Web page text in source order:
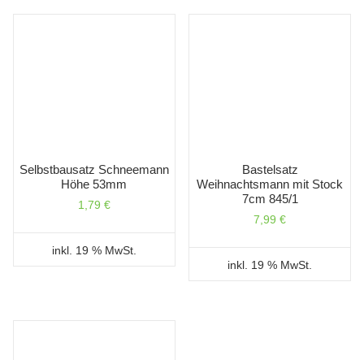
Selbstbausatz Schneemann
Höhe 53mm
1,79 €
inkl. 19 % MwSt.
Bastelsatz
Weihnachtsmann mit Stock
7cm 845/1
7,99€
inkl. 19 % MwSt.